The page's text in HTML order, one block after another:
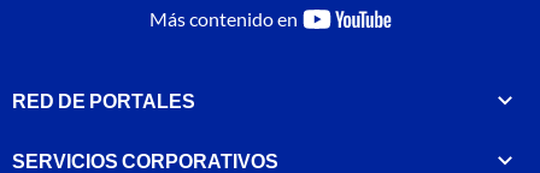
Más contenido en
youtube-
RED DE PORTALES
SERVICIOS CORPORATIVOS